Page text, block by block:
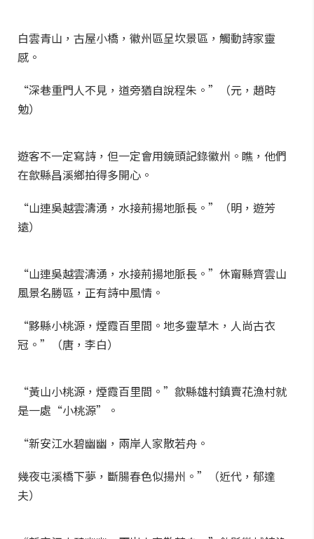
白雲青山，古屋小橋，徽州區呈坎景區，觸動詩家靈
感。
“深巷重門人不見，道旁猶自說程朱。”（元，趙時
勉）
遊客不一定寫詩，但一定會用鏡頭記錄徽州。瞧，他們
在歙縣昌溪鄉拍得多開心。
“山連吳越雲濤湧，水接荊揚地脈長。”（明，遊芳
遠）
“山連吳越雲濤湧，水接荊揚地脈長。”休甯縣齊雲山
風景名勝區，正有詩中風情。
“黟縣小桃源，煙霞百里間。地多靈草木，人尚古衣
冠。”（唐，李白）
“黃山小桃源，煙霞百里間。”歙縣雄村鎮賣花漁村就
是一處“小桃源”。
“新安江水碧幽幽，兩岸人家散若舟。
幾夜屯溪橋下夢，斷腸春色似揚州。”（近代，郁達
夫）